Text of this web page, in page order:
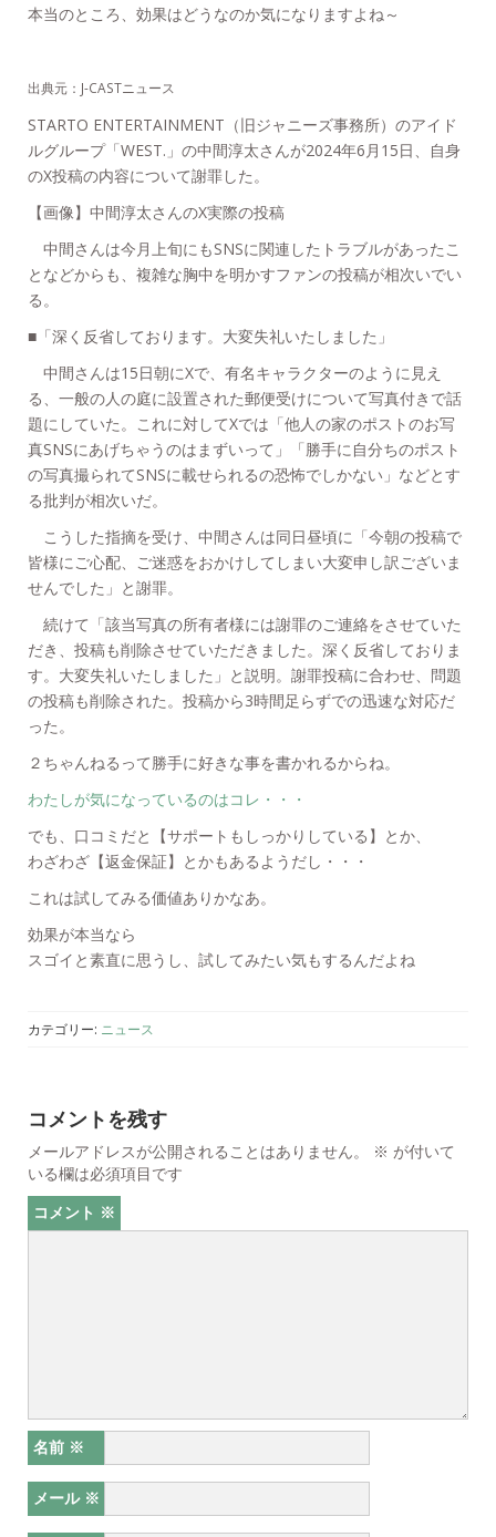
本当のところ、効果はどうなのか気になりますよね～
出典元：J-CASTニュース
STARTO ENTERTAINMENT（旧ジャニーズ事務所）のアイド
ルグループ「WEST.」の中間淳太さんが2024年6月15日、自身
のX投稿の内容について謝罪した。
【画像】中間淳太さんのX実際の投稿
中間さんは今月上旬にもSNSに関連したトラブルがあったこ
となどからも、複雑な胸中を明かすファンの投稿が相次いでい
る。
■「深く反省しております。大変失礼いたしました」
中間さんは15日朝にXで、有名キャラクターのように見え
る、一般の人の庭に設置された郵便受けについて写真付きで話
題にしていた。これに対してXでは「他人の家のポストのお写
真SNSにあげちゃうのはまずいって」「勝手に自分ちのポスト
の写真撮られてSNSに載せられるの恐怖でしかない」などとす
る批判が相次いだ。
こうした指摘を受け、中間さんは同日昼頃に「今朝の投稿で
皆様にご心配、ご迷惑をおかけしてしまい大変申し訳ございま
せんでした」と謝罪。
続けて「該当写真の所有者様には謝罪のご連絡をさせていた
だき、投稿も削除させていただきました。深く反省しておりま
す。大変失礼いたしました」と説明。謝罪投稿に合わせ、問題
の投稿も削除された。投稿から3時間足らずでの迅速な対応だ
った。
２ちゃんねるって勝手に好きな事を書かれるからね。
わたしが気になっているのはコレ・・・
でも、口コミだと【サポートもしっかりしている】とか、
わざわざ【返金保証】とかもあるようだし・・・
これは試してみる価値ありかなあ。
効果が本当なら
スゴイと素直に思うし、試してみたい気もするんだよね
カテゴリー: ニュース
コメントを残す
メールアドレスが公開されることはありません。 ※ が付いて
いる欄は必須項目です
コメント ※
名前 ※
メール ※